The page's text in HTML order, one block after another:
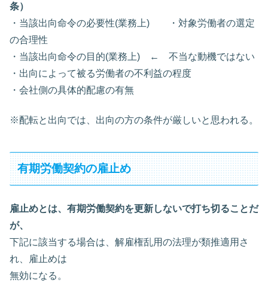
条）
・当該出向命令の必要性(業務上) ・対象労働者の選定
の合理性
・当該出向命令の目的(業務上) ← 不当な動機ではない
・出向によって被る労働者の不利益の程度
・会社側の具体的配慮の有無
※配転と出向では、出向の方の条件が厳しいと思われる。
有期労働契約の雇止め
雇止めとは、有期労働契約を更新しないで打ち切ることだ
が、
下記に該当する場合は、解雇権乱用の法理が類推適用さ
れ、雇止めは
無効になる。